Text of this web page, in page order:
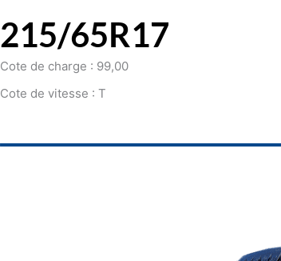
215/65R17
Cote de charge : 99,00
Cote de vitesse : T